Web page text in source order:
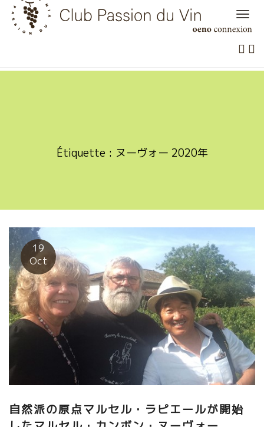
Skip
content
Étiquette : ヌーヴォー 2020年
19
Oct
自然派の原点マルセル・ラピエールが開始